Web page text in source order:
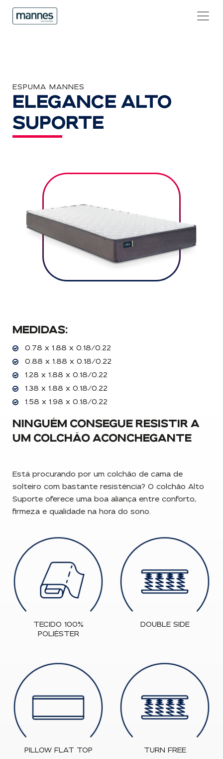
ESPUMA MANNES
ELEGANCE ALTO
SUPORTE
MEDIDAS:
0.78 x 1.88 x 0.18/0.22
0.88 x 1.88 x 0.18/0.22
1.28 x 1.88 x 0.18/0.22
1.38 x 1.88 x 0.18/0.22
1.58 x 1.98 x 0.18/0.22
NINGUÉM CONSEGUE RESISTIR A
UM COLCHÃO ACONCHEGANTE
Está procurando por um colchão de cama de
solteiro com bastante resistência? O colchão Alto
Suporte oferece uma boa aliança entre conforto,
firmeza e qualidade na hora do sono.
TECIDO 100%
POLIÉSTER
DOUBLE SIDE
PILLOW FLAT TOP TURN FREE